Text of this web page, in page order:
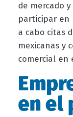
de mercado
participar en
a cabo citas
mexicanas y
comercial en
en el